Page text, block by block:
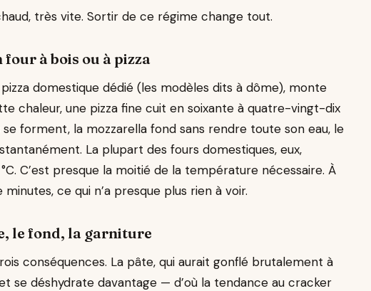
très vite. Sortir de ce régime change tout.
à bois ou à pizza
domestique dédié (les modèles dits à dôme), monte
chaleur, une pizza fine cuit en soixante à quatre-vingt-dix
forment, la mozzarella fond sans rendre toute son eau, le
La plupart des fours domestiques, eux,
C’est presque la moitié de la température nécessaire. À
ce qui n’a presque plus rien à voir.
le fond, la garniture
conséquences. La pâte, qui aurait gonflé brutalement à
se déshydrate davantage — d’où la tendance au cracker